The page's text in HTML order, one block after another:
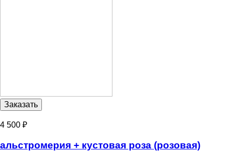
4 500 ₽
альстромерия + кустовая роза (розовая)